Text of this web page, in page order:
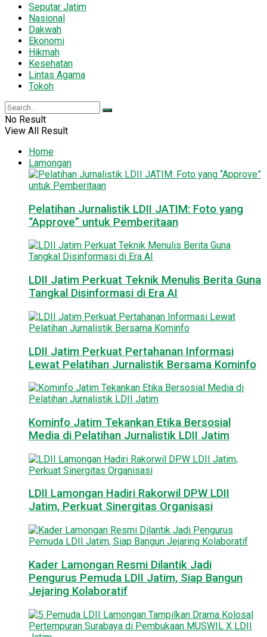
Seputar Jatim
Nasional
Dakwah
Ekonomi
Hikmah
Kesehatan
Lintas Agama
Tokoh
No Result
View All Result
Home
Lamongan
Pelatihan Jurnalistik LDII JATIM: Foto yang
“Approve” untuk Pemberitaan
LDII Jatim Perkuat Teknik Menulis Berita Guna
Tangkal Disinformasi di Era AI
LDII Jatim Perkuat Pertahanan Informasi
Lewat Pelatihan Jurnalistik Bersama Kominfo
Kominfo Jatim Tekankan Etika Bersosial
Media di Pelatihan Jurnalistik LDII Jatim
LDII Lamongan Hadiri Rakorwil DPW LDII
Jatim, Perkuat Sinergitas Organisasi
Kader Lamongan Resmi Dilantik Jadi
Pengurus Pemuda LDII Jatim, Siap Bangun
Jejaring Kolaboratif